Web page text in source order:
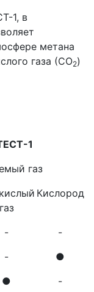
1, в
метана
газа (СО2)
1
газ
газ
Кислород
-
-
-
●
●
-